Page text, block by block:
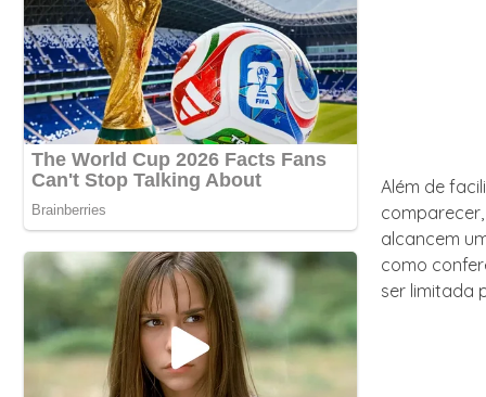
Além de
alcancem
como
ser limitada